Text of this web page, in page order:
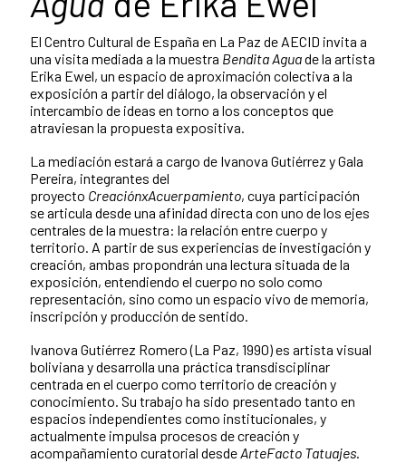
El Centro Cultural de España en La Paz de AECID invita a
una visita mediada a la muestra Bendita Aguade la artista
Erika Ewel, un espacio de aproximación colectiva a la
exposición a partir del diálogo, la observación y el
intercambio de ideas en torno a los conceptos que
atraviesan la propuesta expositiva.
La mediación estará a cargo de Ivanova Gutiérrez y Gala
Pereira, integrantes del
proyecto CreaciónxAcuerpamiento, cuya participación
se articula desde una afinidad directa con uno de los ejes
centrales de la muestra: la relación entre cuerpo y
territorio. A partir de sus experiencias de investigación y
creación, ambas propondrán una lectura situada de la
exposición, entendiendo el cuerpo no solo como
representación, sino como un espacio vivo de memoria,
inscripción y producción de sentido.
Ivanova Gutiérrez Romero (La Paz, 1990) es artista visual
boliviana y desarrolla una práctica transdisciplinar
centrada en el cuerpo como territorio de creación y
conocimiento. Su trabajo ha sido presentado tanto en
espacios independientes como institucionales, y
actualmente impulsa procesos de creación y
acompañamiento curatorial desdeArteFacto Tatuajes.